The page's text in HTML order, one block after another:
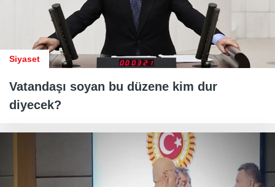
Siyaset
Vatandaşı soyan bu düzene kim dur
diyecek?